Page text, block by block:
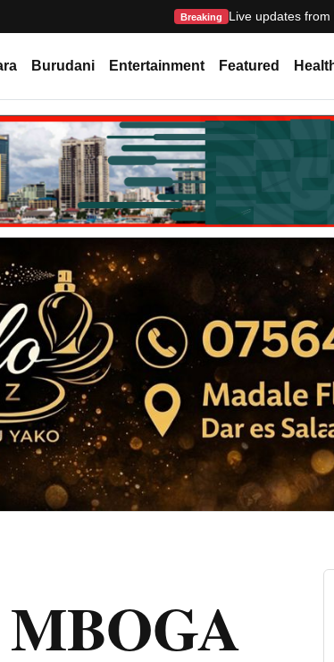
Breaking Live updates
Burudani Entertainment Featured